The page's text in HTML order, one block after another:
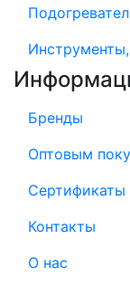
Бренды
Оптовым
Сертификаты
Контакты
О нас